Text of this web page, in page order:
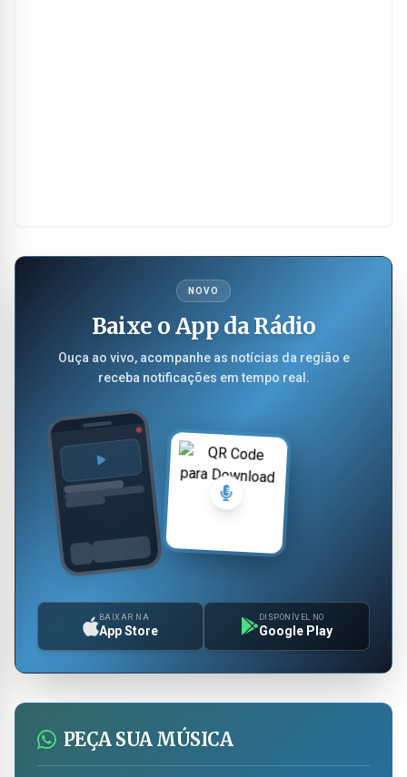
NOVO
Baixe o App da Rádio
Ouça ao vivo, acompanhe as notícias da região e
receba notificações em tempo real.
BAIXAR NA
App Store
DISPONÍVEL NO
Google Play
PEÇA SUA MÚSICA